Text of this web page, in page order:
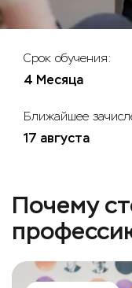
Срок обучения:
4 Месяца
Ближайшее
17 августа
Почему